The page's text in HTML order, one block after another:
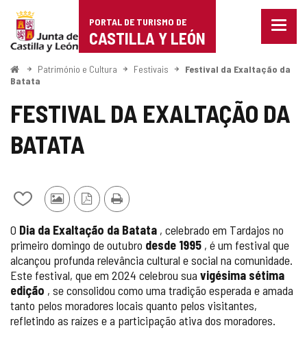
Portal
de
Turismo
de
Castilla
PORTAL DE TURISMO DE
CASTILLA Y LEÓN
Menu
ComeçoPatrimónio e Cultura Festivais
Festival da Exaltação da
Batata
FESTIVAL DA EXALTAÇÃO DA
BATATA
Adicionar
remover
de
meus
cadernos
Fotos
outros
turistas
VersãoImprimir
O Dia da Exaltação da Batata , celebrado em Tardajos no
primeiro domingo de outubro desde 1995 , é um festival que
alcançou profunda relevância cultural e social na comunidade.
Este festival, que em 2024 celebrou sua vigésima sétima
edição , se consolidou como uma tradição esperada e amada
tanto pelos moradores locais quanto pelos visitantes,
refletindo as raízes e a participação ativa dos moradores.